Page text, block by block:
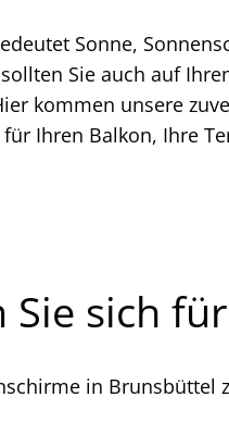
Sonne,
Sie auch auf
kommen unsere
Ihren Balkon, Ihre
Sie sich
in Brunsbüttel